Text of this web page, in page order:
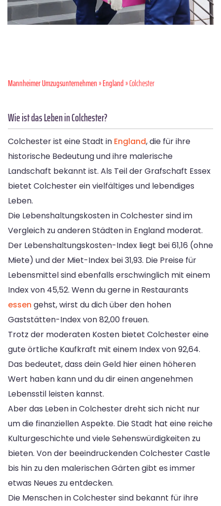
Mannheimer Umzugsunternehmen»England» Colchester
Wie ist das Leben in Colchester?
Colchester ist eine Stadt in England, die für ihre
historische Bedeutung und ihre malerische
Landschaft bekannt ist. Als Teil der Grafschaft Essex
bietet Colchester ein vielfältiges und lebendiges
Leben.
Die Lebenshaltungskosten in Colchester sind im
Vergleich zu anderen Städten in England moderat.
Der Lebenshaltungskosten-Index liegt bei 61,16 (ohne
Miete) und der Miet-Index bei 31,93. Die Preise für
Lebensmittel sind ebenfalls erschwinglich mit einem
Index von 45,52. Wenn du gerne in Restaurants
essen gehst, wirst du dich über den hohen
Gaststätten-Index von 82,00 freuen.
Trotz der moderaten Kosten bietet Colchester eine
gute örtliche Kaufkraft mit einem Index von 92,64.
Das bedeutet, dass dein Geld hier einen höheren
Wert haben kann und du dir einen angenehmen
Lebensstil leisten kannst.
Aber das Leben in Colchester dreht sich nicht nur
um die finanziellen Aspekte. Die Stadt hat eine reiche
Kulturgeschichte und viele Sehenswürdigkeiten zu
bieten. Von der beeindruckenden Colchester Castle
bis hin zu den malerischen Gärten gibt es immer
etwas Neues zu entdecken.
Die Menschen in Colchester sind bekannt für ihre